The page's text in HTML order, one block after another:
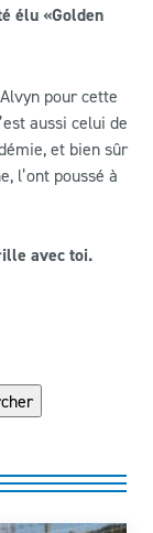
élu «Golden
Alvyn pour cette
aussi celui de
et bien sûr
l’ont poussé à
avectoi.